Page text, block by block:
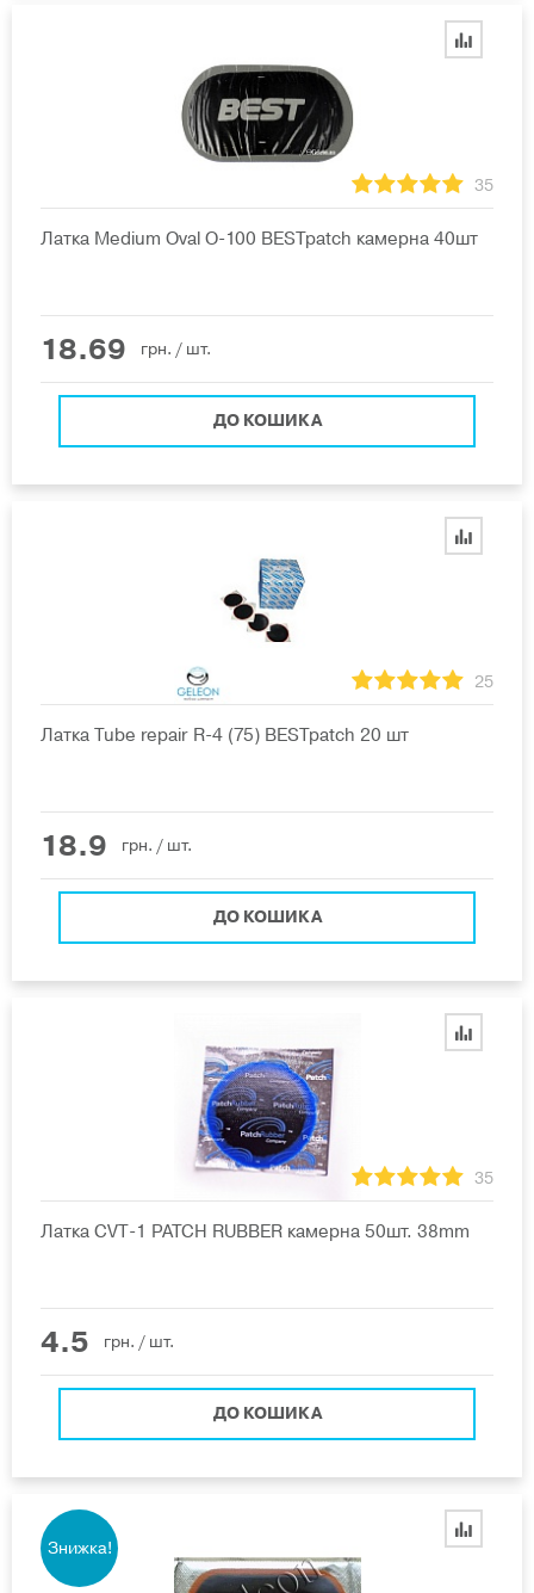
35
Латка Medium Oval O-100 BESTpatch камерна 40шт
18.69 грн. / шт.
ДО КОШИКА
25
Латка Tube repair R-4 (75) BESTpatch 20 шт
18.9 грн. / шт.
ДО КОШИКА
35
Латка CVT-1 PATCH RUBBER камерна 50шт. 38mm
4.5 грн. / шт.
ДО КОШИКА
Знижка!